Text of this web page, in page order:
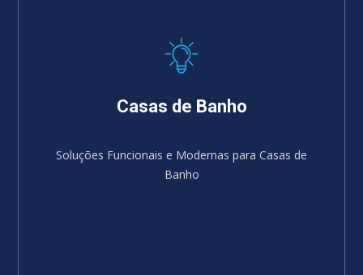
Casas de Banho
Soluções Funcionais e Modernas para Casas de
Banho